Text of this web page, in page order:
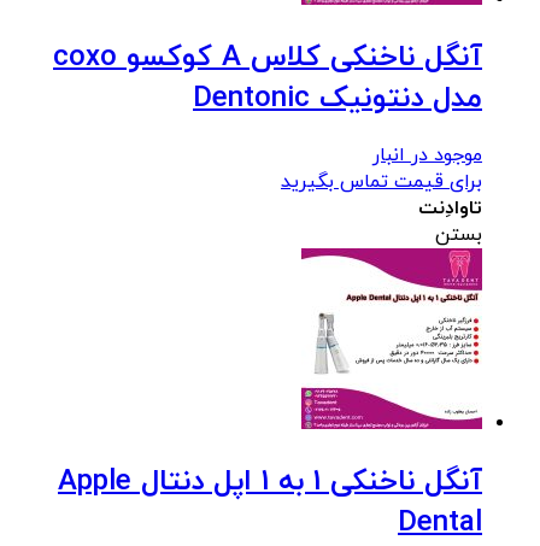
آنگل ناخنکی کلاس A کوکسو coxo
مدل دنتونیک Dentonic
موجود در انبار
برای قیمت تماس بگیرید
تاوادِنت
بستن
آنگل ناخنکی 1 به 1 اپل دنتال Apple
Dental